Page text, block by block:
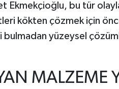
Ekmekçioğlu, bu tür
kökten çözmek için
bulmadan yüzeysel
MALZEME